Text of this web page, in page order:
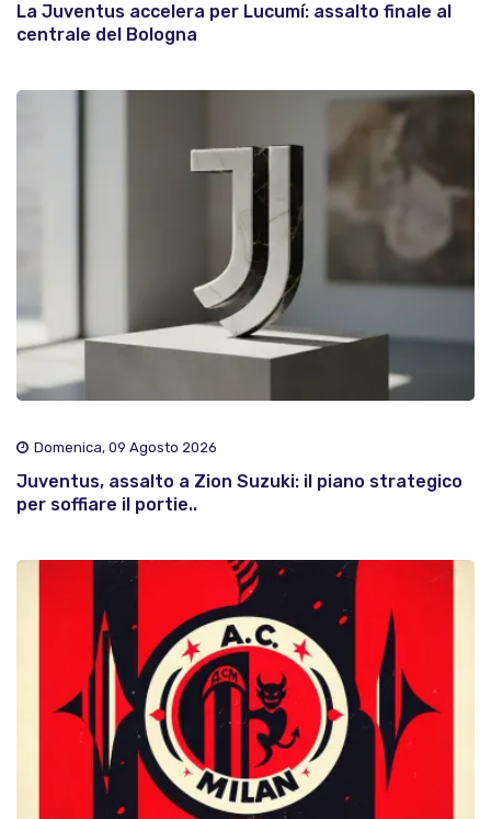
La Juventus accelera per Lucumí: assalto finale al
centrale del Bologna
Domenica, 09 Agosto 2026
Juventus, assalto a Zion Suzuki: il piano strategico
per soffiare il portie..